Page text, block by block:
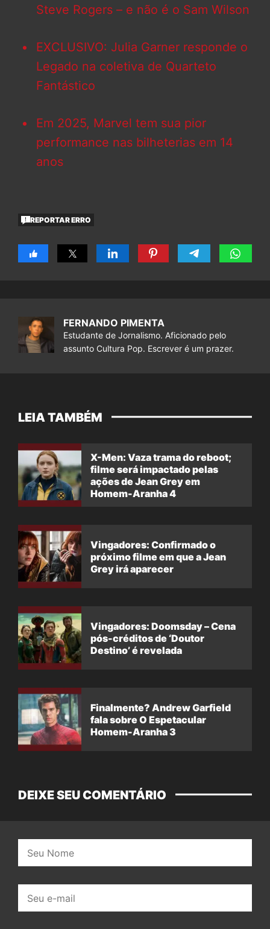
Steve Rogers – e não é o Sam Wilson
EXCLUSIVO: Julia Garner responde o
Legado na coletiva de Quarteto
Fantástico
Em 2025, Marvel tem sua pior
performance nas bilheterias em 14
anos
REPORTAR ERRO
FERNANDO PIMENTA
Estudante de Jornalismo. Aficionado pelo
assunto Cultura Pop. Escrever é um prazer.
LEIA TAMBÉM
X-Men: Vaza trama do reboot;
filme será impactado pelas
ações de Jean Grey em
Homem-Aranha 4
Vingadores: Confirmado o
próximo filme em que a Jean
Grey irá aparecer
Vingadores: Doomsday – Cena
pós-créditos de ‘Doutor
Destino’ é revelada
Finalmente? Andrew Garfield
fala sobre O Espetacular
Homem-Aranha 3
DEIXE SEU COMENTÁRIO
mail: